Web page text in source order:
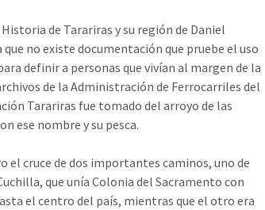
de Tarariras y su región de Daniel
no existe documentación que pruebe el uso
definir a personas que vivían al margen de la
de la Administración de Ferrocarriles del
Tarariras fue tomado del arroyo de las
ese nombre y su pesca.
el cruce de dos importantes caminos, uno de
que unía Colonia del Sacramento con
el centro del país, mientras que el otro era